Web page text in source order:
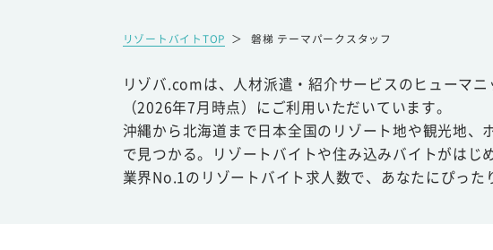
リゾートバイトTOP ＞ 磐梯 テーマパークスタッフ
リゾバ.comは、人材派遣・紹介サービスのヒューマ
（2026年7月時点）にご利用いただいています。
沖縄から北海道まで日本全国のリゾート地や観光地
で見つかる。リゾートバイトや住み込みバイトがは
業界No.1のリゾートバイト求人数で、あなたにぴった